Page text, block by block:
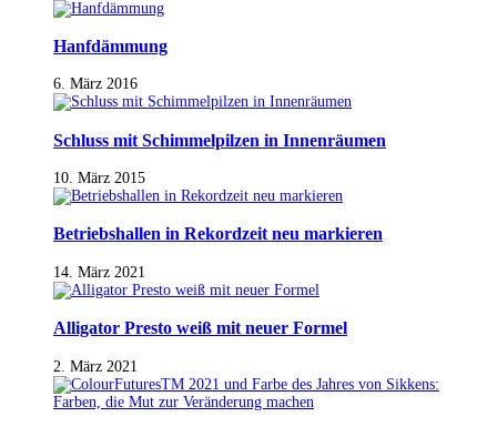
Hanfdämmung
6. März 2016
Schluss mit Schimmelpilzen in Innenräumen
10. März 2015
Betriebshallen in Rekordzeit neu markieren
14. März 2021
Alligator Presto weiß mit neuer Formel
2. März 2021